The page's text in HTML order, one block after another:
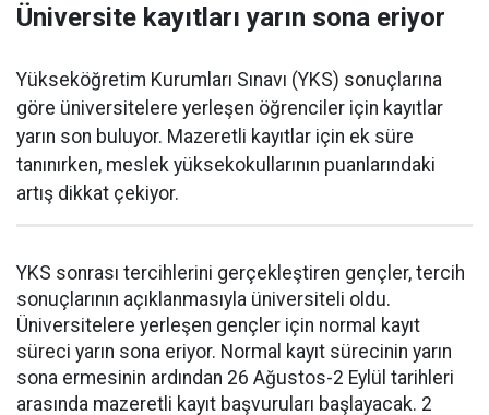
Üniversite kayıtları yarın sona eriyor
Yükseköğretim Kurumları Sınavı (YKS) sonuçlarına
göre üniversitelere yerleşen öğrenciler için kayıtlar
yarın son buluyor. Mazeretli kayıtlar için ek süre
tanınırken, meslek yüksekokullarının puanlarındaki
artış dikkat çekiyor.
YKS sonrası tercihlerini gerçekleştiren gençler, tercih
sonuçlarının açıklanmasıyla üniversiteli oldu.
Üniversitelere yerleşen gençler için normal kayıt
süreci yarın sona eriyor. Normal kayıt sürecinin yarın
sona ermesinin ardından 26 Ağustos-2 Eylül tarihleri
arasında mazeretli kayıt başvuruları başlayacak. 2